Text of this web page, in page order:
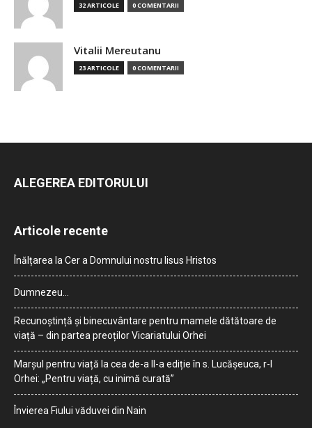
32 ARTICOLE 0 COMENTARII
Vitalii Mereutanu
23 ARTICOLE 0 COMENTARII
ALEGEREA EDITORULUI
Articole recente
Înălțarea la Cer a Domnului nostru Iisus Hristos
Dumnezeu…
Recunoștință și binecuvântare pentru mamele dătătoare de
viață – din partea preoților Vicariatului Orhei
Marșul pentru viață la cea de-a II-a ediție în s. Lucășeuca, r-l
Orhei: „Pentru viață, cu inimă curată”
Învierea Fiului văduvei din Nain